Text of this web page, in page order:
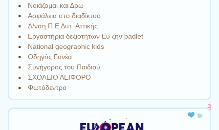
Nοιάζομαι και Δρω
Ασφάλεια στο διαδίκτυο
Δ/νση Π.Ε Δυτ. Αττικής
Εργαστήρια δεξιοτήτων Eυ ζην padlet
Νational geographic kids
Οδηγός Γονέα
Συνήγορος του Παιδιού
ΣΧΟΛΕΙΟ ΑΕΙΦΟΡΟ
Φωτόδεντρο